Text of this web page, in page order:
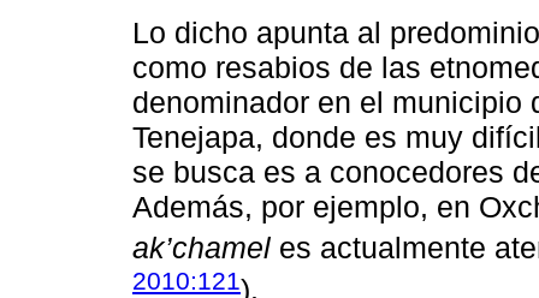
Lo dicho apunta al
como resabios de las
denominador en el municipio
Tenejapa, donde es muy
se busca es a conocedores
Además, por ejemplo, en
ak’chamel es actualmente
2010:121).